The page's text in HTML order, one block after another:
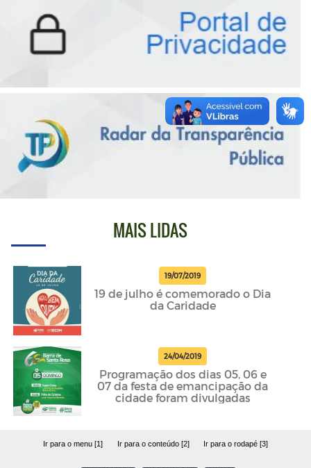
MAIS LIDAS
19/07/2019
19 de julho é comemorado o Dia
da Caridade
24/04/2019
Programação dos dias 05, 06 e
07 da festa de emancipação da
cidade foram divulgadas
Ir para o menu [1] Ir para o conteúdo [2] Ir para o rodapé [3]